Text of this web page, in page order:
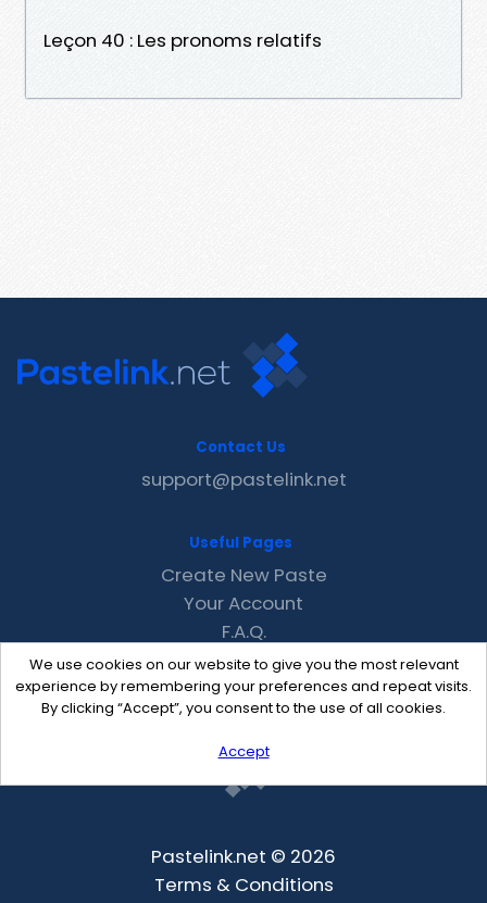
Leçon 40 : Les pronoms relatifs
We use cookies on our website to give you the most relevant
experience by remembering your preferences and repeat visits.
By clicking “Accept”, you consent to the use of all cookies.
Accept
Contact Us
support@pastelink.net
Useful Pages
Create New Paste
Your Account
F.A.Q.
Recent
Contact
Pastelink.net © 2026
Terms & Conditions